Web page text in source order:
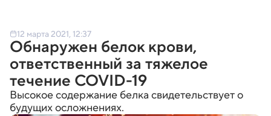
12 марта 2021, 12:37
Обнаружен белок крови,
ответственный за тяжелое
течение COVID-19
Высокое содержание белка свидетельствует о
будущих осложнениях.